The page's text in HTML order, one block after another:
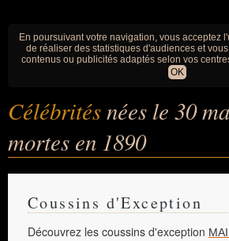
En poursuivant votre navigation, vous acceptez
de réaliser des statistiques d'audiences et
contenus ou publicités adaptés selon vos
OK
Célébritésnées le 30
mortes en 1890
Coussins d'Exception
Découvrez les coussins d'exception